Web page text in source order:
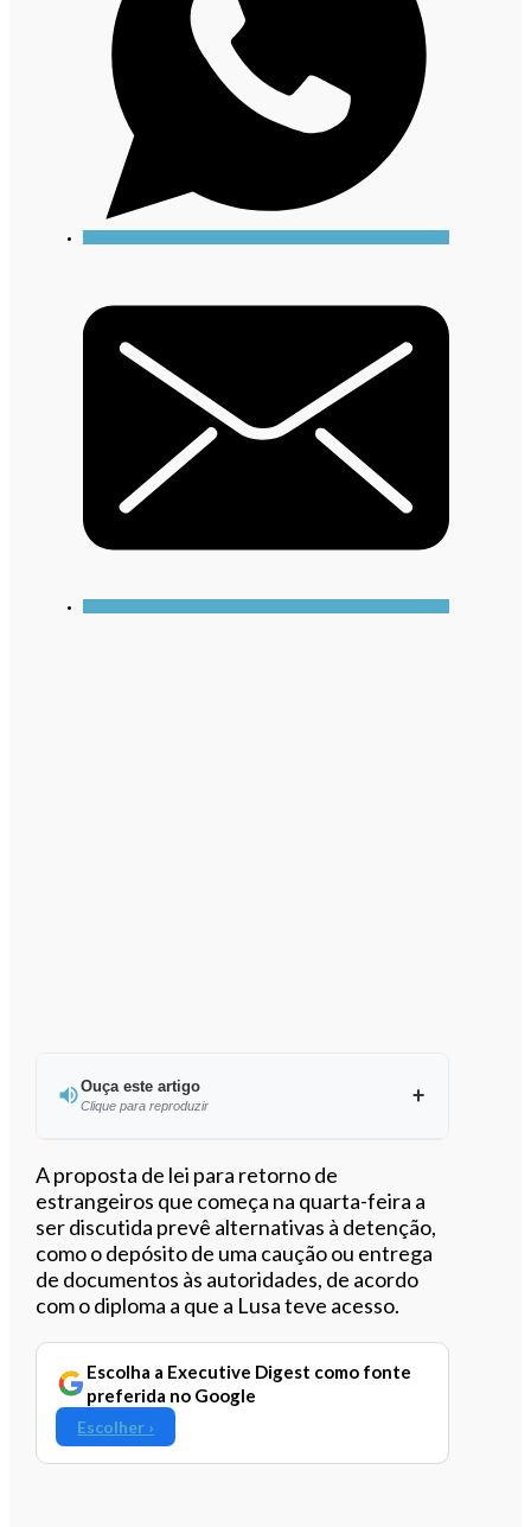
Ouça este artigo
Clique para reproduzir
Ouvir este artigo
A proposta de lei para retorno de
estrangeiros que começa na quarta-feira a
ser discutida prevê alternativas à detenção,
como o depósito de uma caução ou entrega
de documentos às autoridades, de acordo
com o diploma a que a Lusa teve acesso.
Escolha a Executive Digest como fonte
preferida no Google
Escolher ›